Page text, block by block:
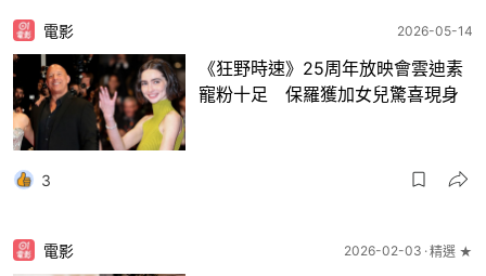
電影 2026-05-14
《狂野時速》25周年放映會雲迪素
寵粉十足 保羅獲加女兒驚喜現身
3
電影 2026-02-03 精選 ★